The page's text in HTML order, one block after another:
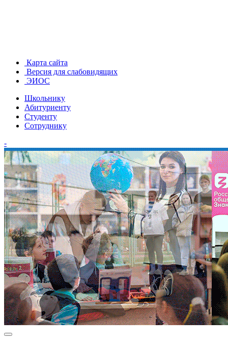
Карта сайта
Версия для слабовидящих
ЭИОС
Школьнику
Абитуриенту
Студенту
Сотруднику
-